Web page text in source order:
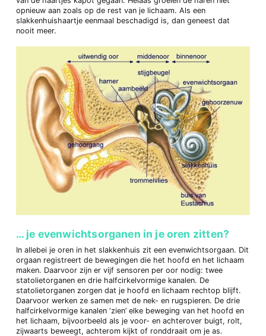
opnieuw aan zoals op de rest van je lichaam. Als een
slakkenhuishaartje eenmaal beschadigd is, dan geneest dat
nooit meer.
… je evenwichtsorganen in je oren zitten?
In allebei je oren in het slakkenhuis zit een evenwichtsorgaan. Dit
orgaan registreert de bewegingen die het hoofd en het lichaam
maken. Daarvoor zijn er vijf sensoren per oor nodig: twee
statolietorganen en drie halfcirkelvormige kanalen. De
statolietorganen zorgen dat je hoofd en lichaam rechtop blijft.
Daarvoor werken ze samen met de nek- en rugspieren. De drie
halfcirkelvormige kanalen ‘zien’ elke beweging van het hoofd en
het lichaam, bijvoorbeeld als je voor- en achterover buigt, rolt,
zijwaarts beweegt, achterom kijkt of ronddraait om je as.